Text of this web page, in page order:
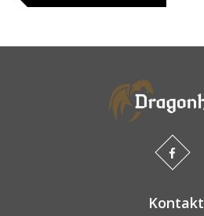
Kontakt